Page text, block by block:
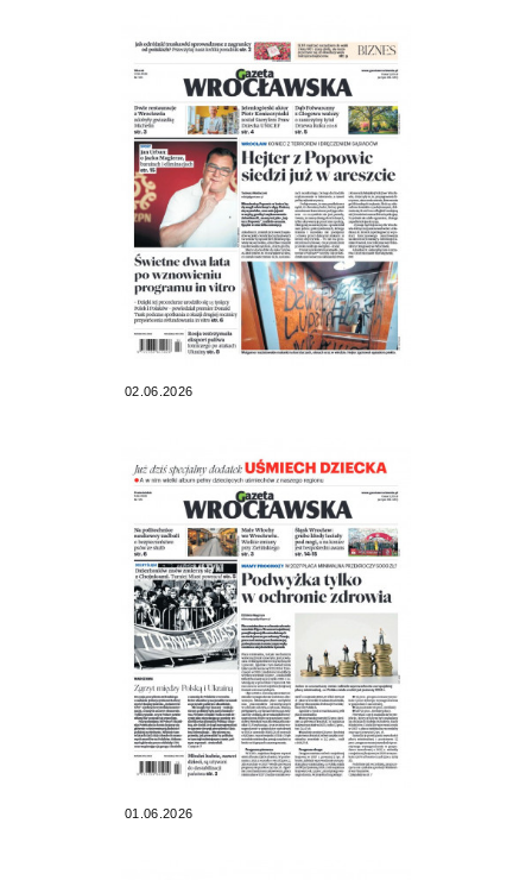
02.06.2026
01.06.2026